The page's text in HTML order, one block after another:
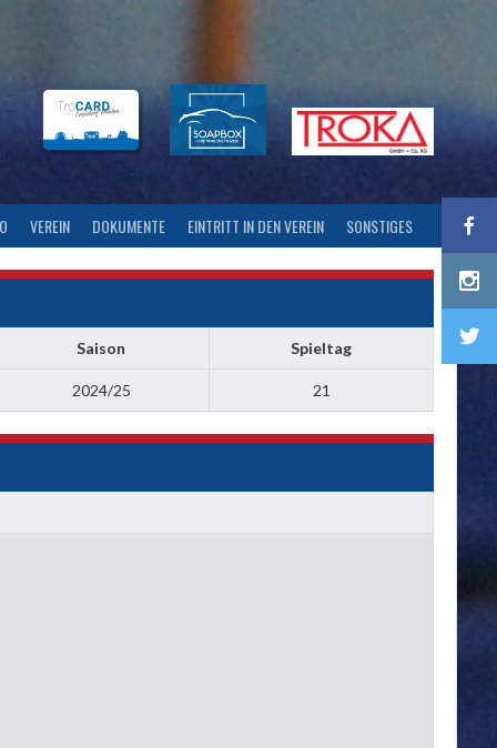
VEREIN DOKUMENTE EINTRITT IN DEN VEREIN SONSTIGES
Saison Spieltag
2024/25 21